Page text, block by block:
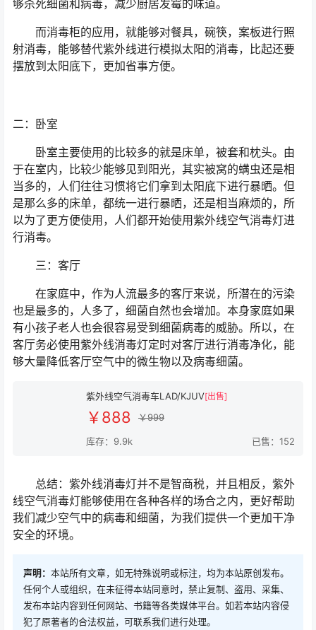
够杀死细菌和病毒，减少厨居发霉的味道。
而消毒柜的应用，就能够对餐具，碗筷，案板进行照
射消毒，能够替代紫外线进行模拟太阳的消毒，比起还要
摆放到太阳底下，更加省事方便。
二：卧室
卧室主要使用的比较多的就是床单，被套和枕头。由
于在室内，比较少能够见到阳光，其实被窝的螨虫还是相
当多的，人们往往习惯将它们拿到太阳底下进行暴晒。但
是那么多的床单，都统一进行暴晒，还是相当麻烦的，所
以为了更方便使用，人们都开始使用紫外线空气消毒灯进
行消毒。
三：客厅
在家庭中，作为人流最多的客厅来说，所潜在的污染
也是最多的，人多了，细菌自然也会增加。本身家庭如果
有小孩子老人也会很容易受到细菌病毒的威胁。所以，在
客厅务必使用紫外线消毒灯定时对客厅进行消毒净化，能
够大量降低客厅空气中的微生物以及病毒细菌。
紫外线空气消毒车LAD/KJUV[出售]
￥888 ￥999
库存：9.9k 已售：152
总结：紫外线消毒灯并不是智商税，并且相反，紫外
线空气消毒灯能够使用在各种各样的场合之内，更好帮助
我们减少空气中的病毒和细菌，为我们提供一个更加干净
安全的环境。
声明： 本站所有文章，如无特殊说明或标注，均为本站原创发布。
任何个人或组织，在未征得本站同意时，禁止复制、盗用、采集、
发布本站内容到任何网站、书籍等各类媒体平台。如若本站内容侵
犯了原著者的合法权益，可联系我们进行处理。